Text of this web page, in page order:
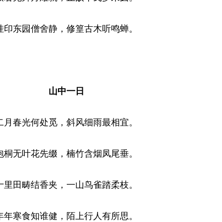
印东园僧舍静，修篁古木听鸣蝉。
山中一日
月春光何处觅，斜风细雨最相宜。
桐无叶花先缀，楠竹含烟凤尾垂。
里田畴结香夹，一山鸟雀踏柔枝。
年寒食知谁健，陌上行人有所思。